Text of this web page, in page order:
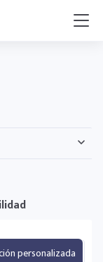
personalizada